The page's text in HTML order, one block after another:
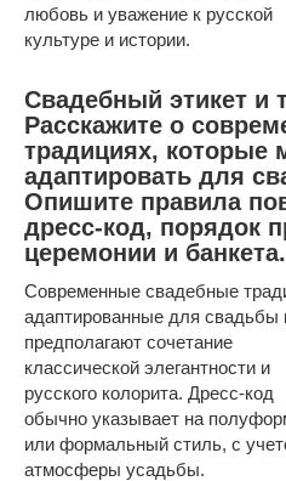
любовь и уважение к русской
культуре и истории.
Свадебный этикет и
Расскажите о
традициях, которые
адаптировать для
Опишите правила
дресс-код, порядок
церемонии и
Современные свадебные
адаптированные для свадьбы
предполагают сочетание
классической элегантности и
русского колорита. Дресс-код
обычно указывает на
или формальный стиль, с
атмосферы усадьбы.